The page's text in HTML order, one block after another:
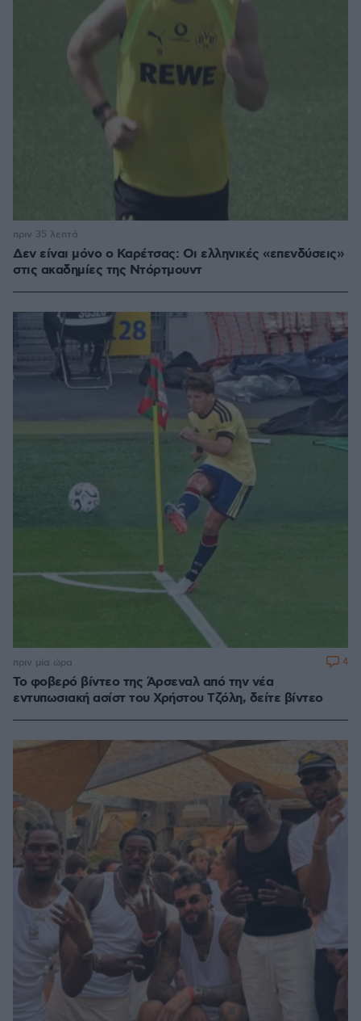
Δεν είναι μόνο ο Καρέτσας: Οι ελληνικές «επενδύσεις»
στις ακαδημίες της Ντόρτμουντ
πριν 35 λεπτά
Το φοβερό βίντεο της Άρσεναλ από την νέα
εντυπωσιακή ασίστ του Χρήστου Τζόλη, δείτε βίντεο
πριν μία ώρα 4